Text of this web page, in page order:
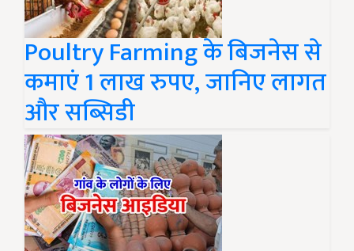
Poultry Farming के बिजनेस से
कमाएं 1 लाख रुपए, जानिए लागत
और सब्सिडी